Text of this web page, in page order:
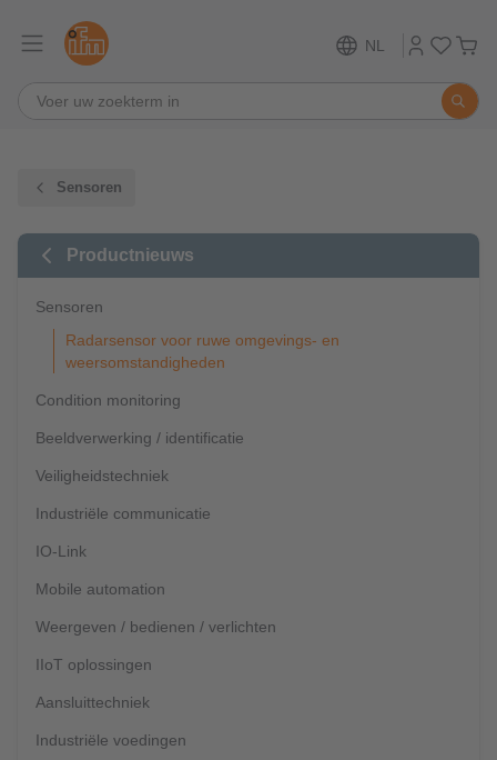
NL
Sensoren
Productnieuws
Sensoren
Radarsensor voor ruwe omgevings- en
weersomstandigheden
Condition monitoring
Beeldverwerking / identificatie
Veiligheidstechniek
Industriële communicatie
IO-Link
Mobile automation
Weergeven / bedienen / verlichten
IIoT oplossingen
Aansluittechniek
Industriële voedingen